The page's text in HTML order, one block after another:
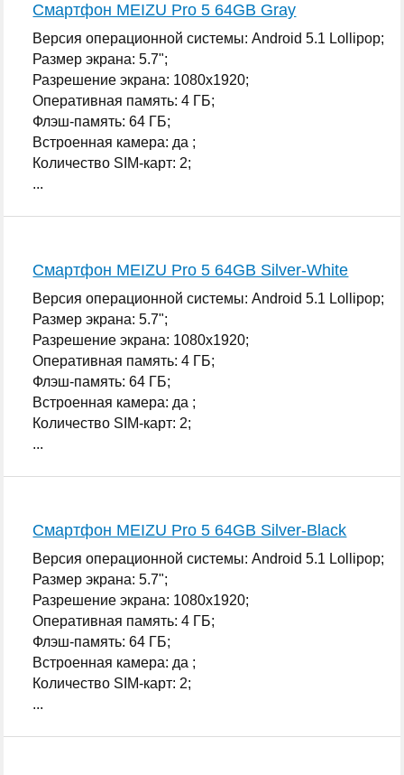
Смартфон MEIZU Pro 5 64GB Gray
Версия операционной системы: Android 5.1 Lollipop;
Размер экрана: 5.7";
Разрешение экрана: 1080x1920;
Оперативная память: 4 ГБ;
Флэш-память: 64 ГБ;
Встроенная камера: да ;
Количество SIM-карт: 2;
...
Смартфон MEIZU Pro 5 64GB Silver-White
Версия операционной системы: Android 5.1 Lollipop;
Размер экрана: 5.7";
Разрешение экрана: 1080x1920;
Оперативная память: 4 ГБ;
Флэш-память: 64 ГБ;
Встроенная камера: да ;
Количество SIM-карт: 2;
...
Смартфон MEIZU Pro 5 64GB Silver-Black
Версия операционной системы: Android 5.1 Lollipop;
Размер экрана: 5.7";
Разрешение экрана: 1080x1920;
Оперативная память: 4 ГБ;
Флэш-память: 64 ГБ;
Встроенная камера: да ;
Количество SIM-карт: 2;
...